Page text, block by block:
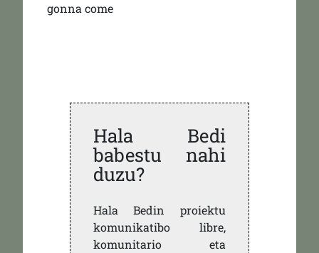
gonna come
Hala Bedi
babestu nahi
duzu?
Hala Bedin proiektu
komunikatibo libre,
komunitario eta